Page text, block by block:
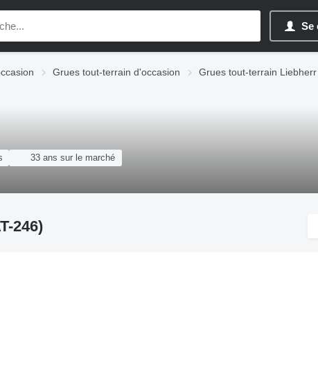
Se
Grues tout-terrain d'occasion Grues tout-terrain
33 ans sur le marché
246)